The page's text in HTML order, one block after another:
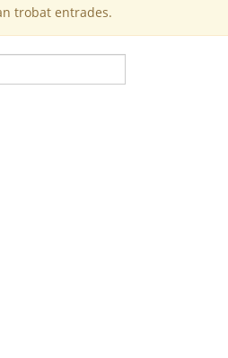
trobat entrades.